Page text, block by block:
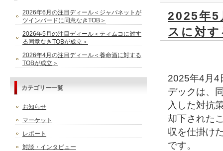
2025年5
スに対
2025年4月4
デックは、
入した対抗
却下された
収を仕掛け
です。
2026年6月の注目ディール＜ジャパネットが
ツインバードに同意なきTOB＞
2026年5月の注目ディール＜ティムコに対す
る同意なきTOBが成立＞
2026年4月の注目ディール＜養命酒に対する
TOBが成立＞
カテゴリー一覧
お知らせ
マーケット
レポート
対談・インタビュー